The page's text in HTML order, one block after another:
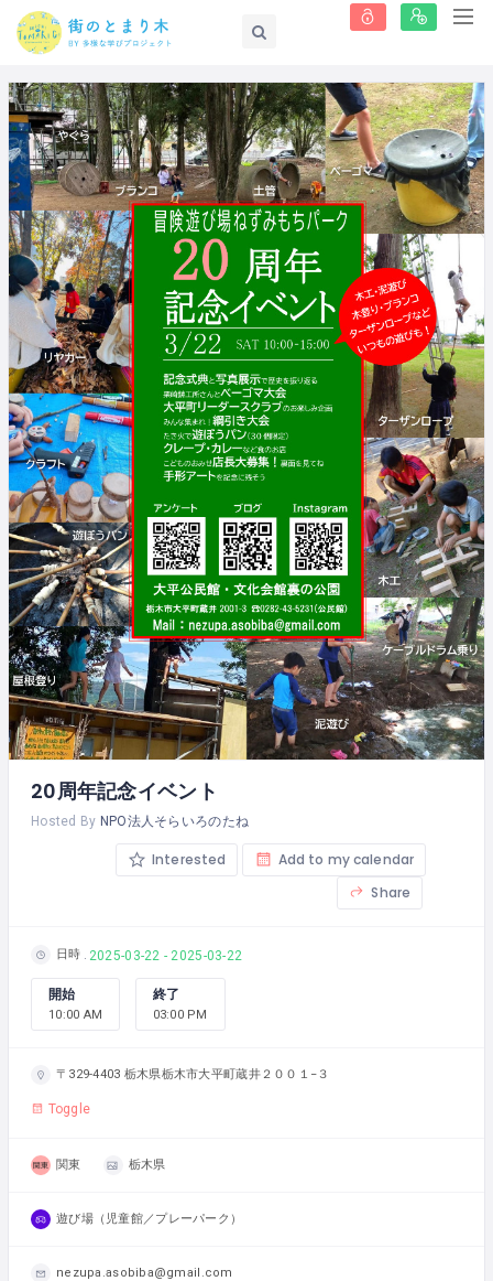
20周年記念イベント
Hosted By NPO法人そらいろのたね
Interested
Add to my calendar
Share
日時 2025-03-22 - 2025-03-22
開始
10:00 AM
終了
03:00 PM
〒329-4403 栃木県栃木市大平町蔵井２００１−３
Toggle
関東 栃木県
遊び場（児童館／プレーパーク）
nezupa.asobiba@gmail.com